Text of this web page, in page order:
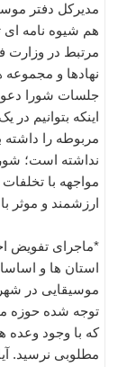
مدیرکل دفتر
هم شیوه نامه ای
مرتبط در وزارت
نهادها و
جلسات شورا
اینکه بتوانیم
مربوطه را
نداشته است؛
مواجهه با
ارزشمند و موثر
*ماجرای تفویض
استان ها و
موسیقایی در
توجه شده حوزه
که با وجود وعده
مطلوبی نرسید.